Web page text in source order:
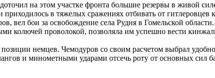
на этом участке фронта большие резервы в живой
в тяжелых сражениях отбивать от
вел бои за освобождение села Рудня в Гомельской
колючей проволокой, позволяла им успешно вести
немцев. Чемодуров со своим расчетом выбрал
и минометными ударами отсечь роту от основных сил